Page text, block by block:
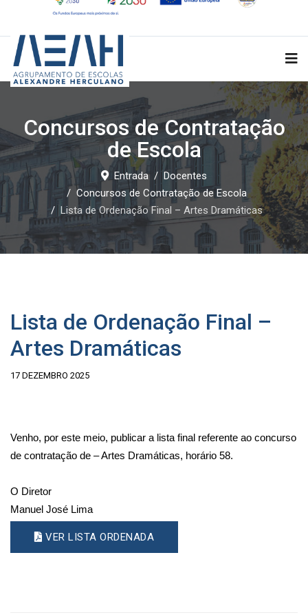
Concursos de Contratação
de Escola
Entrada
Docentes
Concursos de Contratação de Escola
Lista de Ordenação Final – Artes Dramáticas
Lista de Ordenação Final –
Artes Dramáticas
17 DEZEMBRO 2025
Venho, por este meio, publicar a lista final referente ao concurso
de contratação de – Artes Dramáticas, horário 58.
O Diretor
Manuel José Lima
VER LISTA ORDENADA